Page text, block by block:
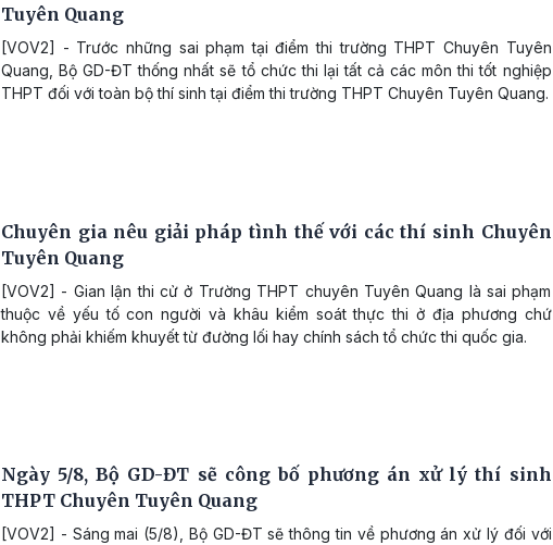
Tuyên Quang
[VOV2] - Trước những sai phạm tại điểm thi trường THPT Chuyên Tuyên
Quang, Bộ GD-ĐT thống nhất sẽ tổ chức thi lại tất cả các môn thi tốt nghiệp
THPT đối với toàn bộ thí sinh tại điểm thi trường THPT Chuyên Tuyên Quang.
Chuyên gia nêu giải pháp tình thế với các thí sinh Chuyên
Tuyên Quang
[VOV2] - Gian lận thi cử ở Trường THPT chuyên Tuyên Quang là sai phạm
thuộc về yếu tố con người và khâu kiểm soát thực thi ở địa phương chứ
không phải khiếm khuyết từ đường lối hay chính sách tổ chức thi quốc gia.
Ngày 5/8, Bộ GD-ĐT sẽ công bố phương án xử lý thí sinh
THPT Chuyên Tuyên Quang
[VOV2] - Sáng mai (5/8), Bộ GD-ĐT sẽ thông tin về phương án xử lý đối với